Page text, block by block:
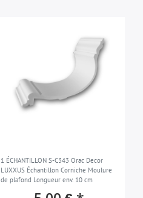
1 ÉCHANTILLON S-C343 Orac Decor
LUXXUS Échantillon Corniche Moulure
de plafond Longueur env. 10 cm